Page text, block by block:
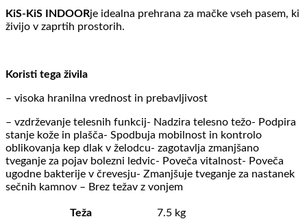
KiS-KiS INDOORje idealna prehrana za mačke vseh pasem, ki
živijo v zaprtih prostorih.
Koristi tega živila
– visoka hranilna vrednost in prebavljivost
– vzdrževanje telesnih funkcij- Nadzira telesno težo- Podpira
stanje kože in plašča- Spodbuja mobilnost in kontrolo
oblikovanja kep dlak v želodcu- zagotavlja zmanjšano
tveganje za pojav bolezni ledvic- Poveča vitalnost- Poveča
ugodne bakterije v črevesju- Zmanjšuje tveganje za nastanek
sečnih kamnov – Brez težav z vonjem
Teža 7.5 kg